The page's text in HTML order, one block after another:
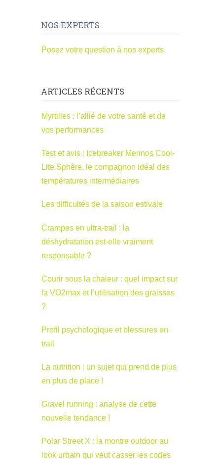
NOS EXPERTS
Posez votre question à nos experts
ARTICLES RÉCENTS
Myrtilles : l’allié de votre santé et de
vos performances
Test et avis : Icebreaker Merinos Cool-
Lite Sphère, le compagnon idéal des
températures intermédiaires
Les difficultés de la saison estivale
Crampes en ultra-trail : la
déshydratation est-elle vraiment
responsable ?
Courir sous la chaleur : quel impact sur
la VO2max et l’utilisation des graisses
?
Profil psychologique et blessures en
trail
La nutrition : un sujet qui prend de plus
en plus de place !
Gravel running : analyse de cette
nouvelle tendance !
Polar Street X : la montre outdoor au
look urbain qui veut casser les codes